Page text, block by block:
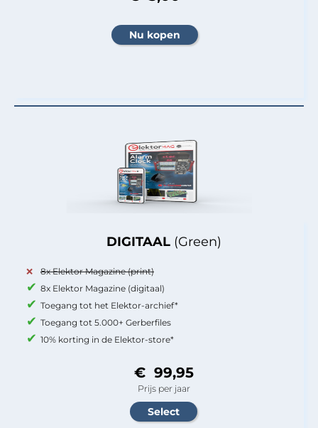
DIGITAAL (Green)
8x Elektor Magazine (print)
8x Elektor Magazine (digitaal)
Toegang tot het Elektor-archief*
Toegang tot 5.000+ Gerberfiles
10% korting in de Elektor-store*
€ 99,95
Prijs per jaar